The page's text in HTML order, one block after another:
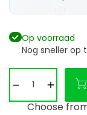
Op voorraad
Nog sneller op
Choose